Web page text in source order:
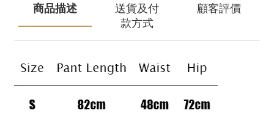
商品描述
送貨及付
款方式
顧客評價